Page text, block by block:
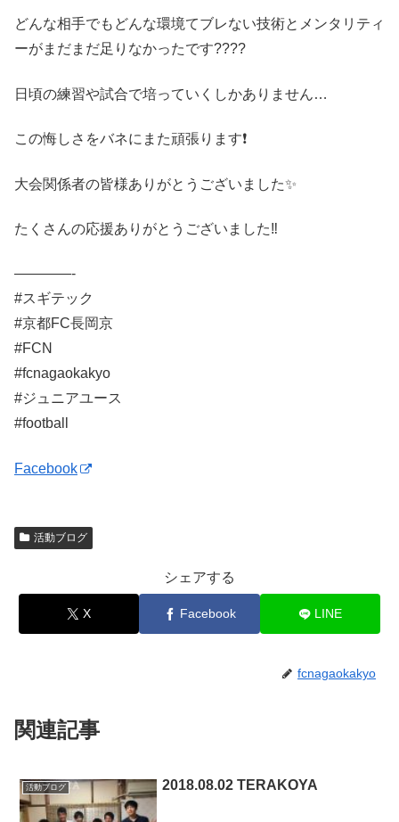
どんな相手でもどんな環境てブレない技術とメンタリティ
ーがまだまだ足りなかったです????
日頃の練習や試合で培っていくしかありません…
この悔しさをバネにまた頑張ります❗️
大会関係者の皆様ありがとうございました✨
たくさんの応援ありがとうございました‼️
————-
#スギテック
#京都FC長岡京
#FCN
#fcnagaokakyo
#ジュニアユース
#football
Facebook
活動ブログ
シェアする
X Facebook LINE
fcnagaokakyo
関連記事
活動ブログ 2018.08.02 TERAKOYA